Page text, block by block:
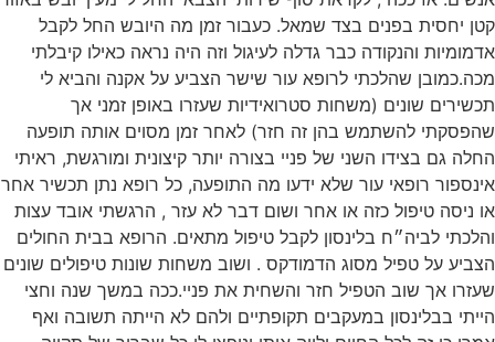
קטן יחסית בפנים בצד שמאל. כעבור זמן מה היובש החל לקבל
אדמומיות והנקודה כבר גדלה לעיגול וזה היה נראה כאילו קיבלתי
מכה.כמובן שהלכתי לרופא עור שישר הצביע על אקנה והביא לי
תכשירים שונים (משחות סטרואידיות שעזרו באופן זמני אך
שהפסקתי להשתמש בהן זה חזר) לאחר זמן מסוים אותה תופעה
החלה גם בצידו השני של פניי בצורה יותר קיצונית ומורגשת, ראיתי
אינספור רופאי עור שלא ידעו מה התופעה, כל רופא נתן תכשיר אחר
או ניסה טיפול כזה או אחר ושום דבר לא עזר , הרגשתי אובד עצות
והלכתי לביה״ח בלינסון לקבל טיפול מתאים. הרופא בבית החולים
הצביע על טפיל מסוג הדמודקס . ושוב משחות שונות טיפולים שונים
שעזרו אך שוב הטפיל חזר והשחית את פניי.ככה במשך שנה וחצי
הייתי בבלינסון במעקבים תקופתיים ולהם לא הייתה תשובה ואף